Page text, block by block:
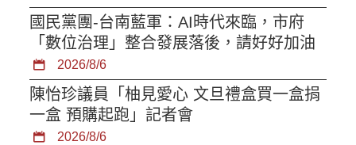
國民黨團-台南藍軍：AI時代來臨，市府
「數位治理」整合發展落後，請好好加油
2026/8/6
陳怡珍議員「柚見愛心 文旦禮盒買一盒捐
一盒 預購起跑」記者會
2026/8/6